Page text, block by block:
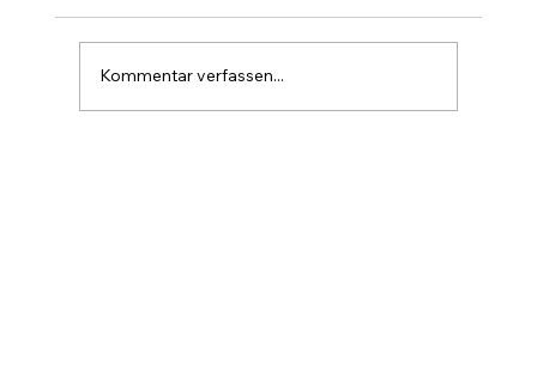
und kein kurzfristiges Ziel. Bei 1 Mio. USD
hätte Bitcoin eine Marktkapitalisierung von
Kommentar verfassen...